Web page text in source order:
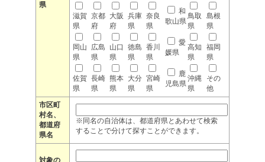
県
滋賀
県
京都
府
大阪
府
兵庫
県
奈良
県
和
歌山県
鳥取
県
島根
県
岡山
県
広島
県
山口
県
徳島
県
香川
県
愛
媛県
高知
県
福岡
県
佐賀
県
長崎
県
熊本
県
大分
県
宮崎
県
鹿
児島県
沖縄
県
その
他
市区町
村名、
都道府
県名
※同名の自治体は、都道府県とあわせて検索
することで分けて探すことができます。
対象の